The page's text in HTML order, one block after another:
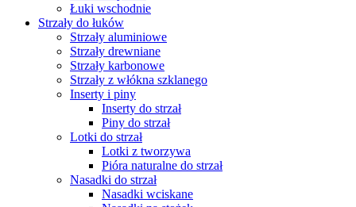
Łuki wschodnie
Strzały do łuków
Strzały aluminiowe
Strzały drewniane
Strzały karbonowe
Strzały z włókna szklanego
Inserty i piny
Inserty do strzał
Piny do strzał
Lotki do strzał
Lotki z tworzywa
Pióra naturalne do strzał
Nasadki do strzał
Nasadki wciskane